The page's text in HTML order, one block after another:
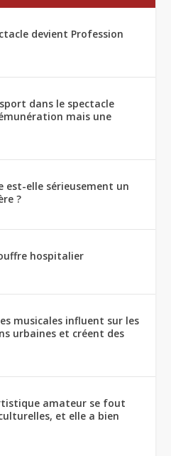
devient Profession
dans le spectacle
mais une
est-elle sérieusement un
?
hospitalier
musicales influent sur les
urbaines et créent des
amateur se fout
et elle a bien